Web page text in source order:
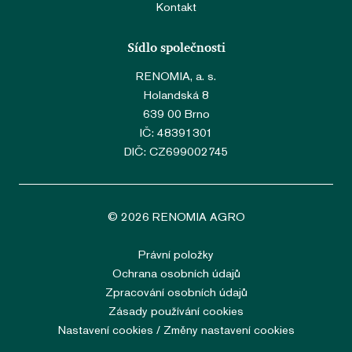
Kontakt
Sídlo společnosti
RENOMIA, a. s.
Holandská 8
639 00 Brno
IČ: 48391301
DIČ: CZ699002745
© 2026 RENOMIA AGRO
Právní položky
Ochrana osobních údajů
Zpracování osobních údajů
Zásady používání cookies
Nastavení cookies / Změny nastavení cookies
Zprostředkovávají základní
nemůže fungovat.
Analytické cookies: Počítají
návštěvnost webu a sběrem
anonymních statistik umožňují
návštěvníky a stránky tak
Marketingové cookies:
Shromažďují informace pro
lepší přizpůsobení reklamy
VISITOR_PRIVACY_METADATA
YouTube
SERVERID
HAProxy
Google Privacy Policy